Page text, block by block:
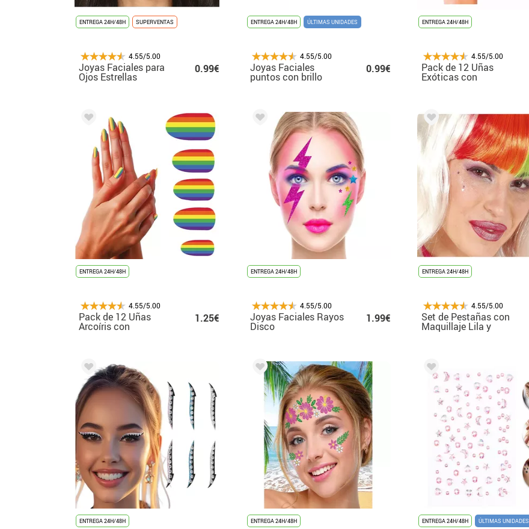
ENTREGA 24H/48H SUPERVENTAS
4.55/5.00
Joyas Faciales para
Ojos Estrellas
0.99€
ENTREGA 24H/48H ÚLTIMAS UNIDADES
4.55/5.00
Joyas Faciales
puntos con brillo
colores surtidos
0.99€
ENTREGA 24H/48H
4.55/5.00
Pack de 12 Uñas
Exóticas con
ENTREGA 24H/48H
4.55/5.00
Pack de 12 Uñas
Arcoíris con
1.25€
ENTREGA 24H/48H
4.55/5.00
Joyas Faciales Rayos
Disco
1.99€
ENTREGA 24H/48H
4.55/5.00
Set de Pestañas con
Maquillaje Lila y
Rosa
ENTREGA 24H/48H ENTREGA 24H/48H ENTREGA 24H/48H ÚLTIMAS UNIDADES